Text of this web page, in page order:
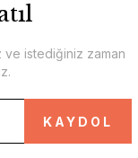
ve istediğiniz zaman
KAYDOL